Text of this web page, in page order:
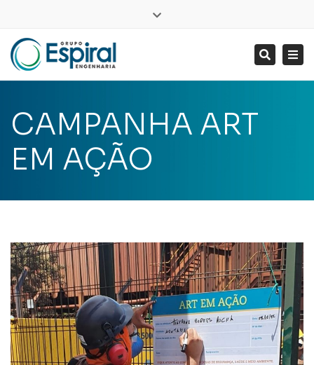
Search
CAMPANHA ART
EM AÇÃO